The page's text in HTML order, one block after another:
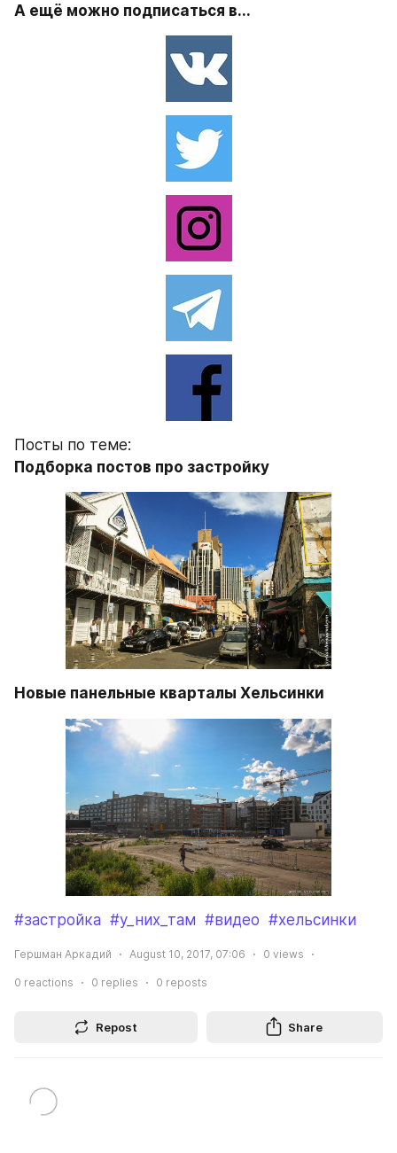
А ещё можно подписаться в...
Посты по теме:
Подборка постов про застройку
Новые панельные кварталы Хельсинки
#застройка #у_них_там #видео #хельсинки
Гершман Аркадий August 10, 2017, 07:06 0 views
0 reactions 0 replies 0 reposts
Repost Share